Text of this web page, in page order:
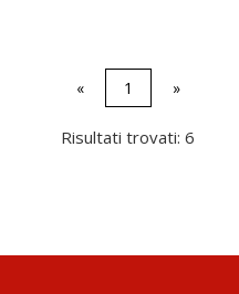
« 1 »
Risultati trovati: 6